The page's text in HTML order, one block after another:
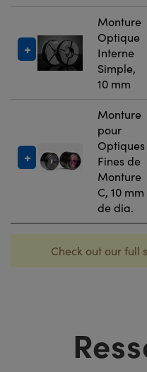
Monture
Optique
Interne
Simple,
10 mm
Monture
pour
Optiques
Fines de
Monture
C, 10 mm
de dia.
Check out our full